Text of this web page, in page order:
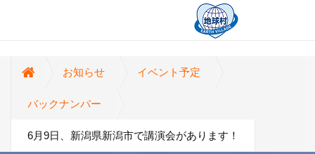
お知らせ イベント予定
バックナンバー
6月9日、新潟県新潟市で講演会があります！